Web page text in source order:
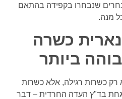
שנבחרו בקפידה בהתאם
מנה.
כשרה
ביותר
כשרות רגילה, אלא כשרות
בד"ץ העדה החרדית – דבר